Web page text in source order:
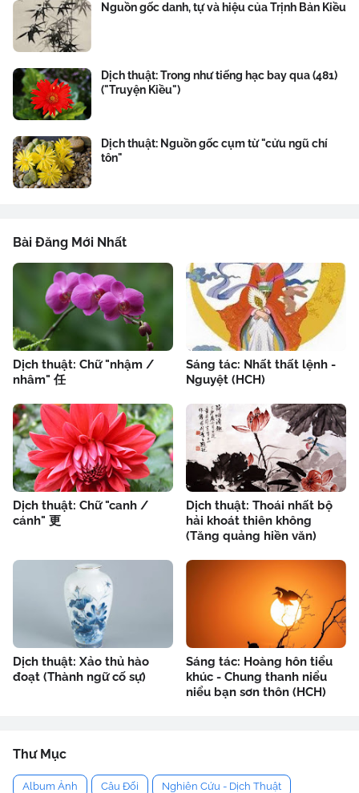
Nguồn gốc danh, tự và hiệu của Trịnh Bản Kiều
Dịch thuật: Trong như tiếng hạc bay qua (481)
("Truyện Kiều")
Dịch thuật: Nguồn gốc cụm từ "cửu ngũ chí
tôn"
Bài Đăng Mới Nhất
Dịch thuật: Chữ "nhậm /
nhâm" 任
Sáng tác: Nhất thất lệnh -
Nguyệt (HCH)
Dịch thuật: Chữ "canh /
cánh" 更
Dịch thuật: Thoái nhất bộ
hải khoát thiên không
(Tăng quảng hiền văn)
Dịch thuật: Xảo thủ hào
đoạt (Thành ngữ cố sự)
Sáng tác: Hoàng hôn tiểu
khúc - Chung thanh niểu
niểu bạn sơn thôn (HCH)
Thư Mục
Album Ảnh Câu Đối Nghiên Cứu - Dịch Thuật